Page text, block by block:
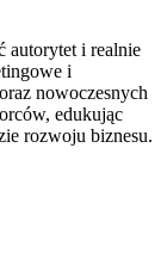
autorytet i realnie
i
nowoczesnych
edukując
rozwoju biznesu.